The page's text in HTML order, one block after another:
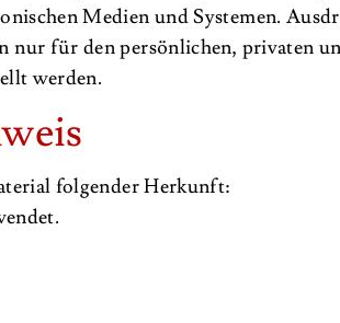
Medien und Systemen.
nur für den persönlichen, privaten
werden.
folgender Herkunft: